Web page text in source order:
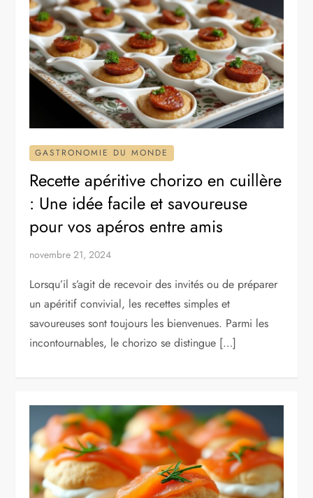
GASTRONOMIE DU MONDE
Recette apéritive chorizo en cuillère
: Une idée facile et savoureuse
pour vos apéros entre amis
novembre 21, 2024
Lorsqu’il s’agit de recevoir des invités ou de préparer
un apéritif convivial, les recettes simples et
savoureuses sont toujours les bienvenues. Parmi les
incontournables, le chorizo se distingue […]